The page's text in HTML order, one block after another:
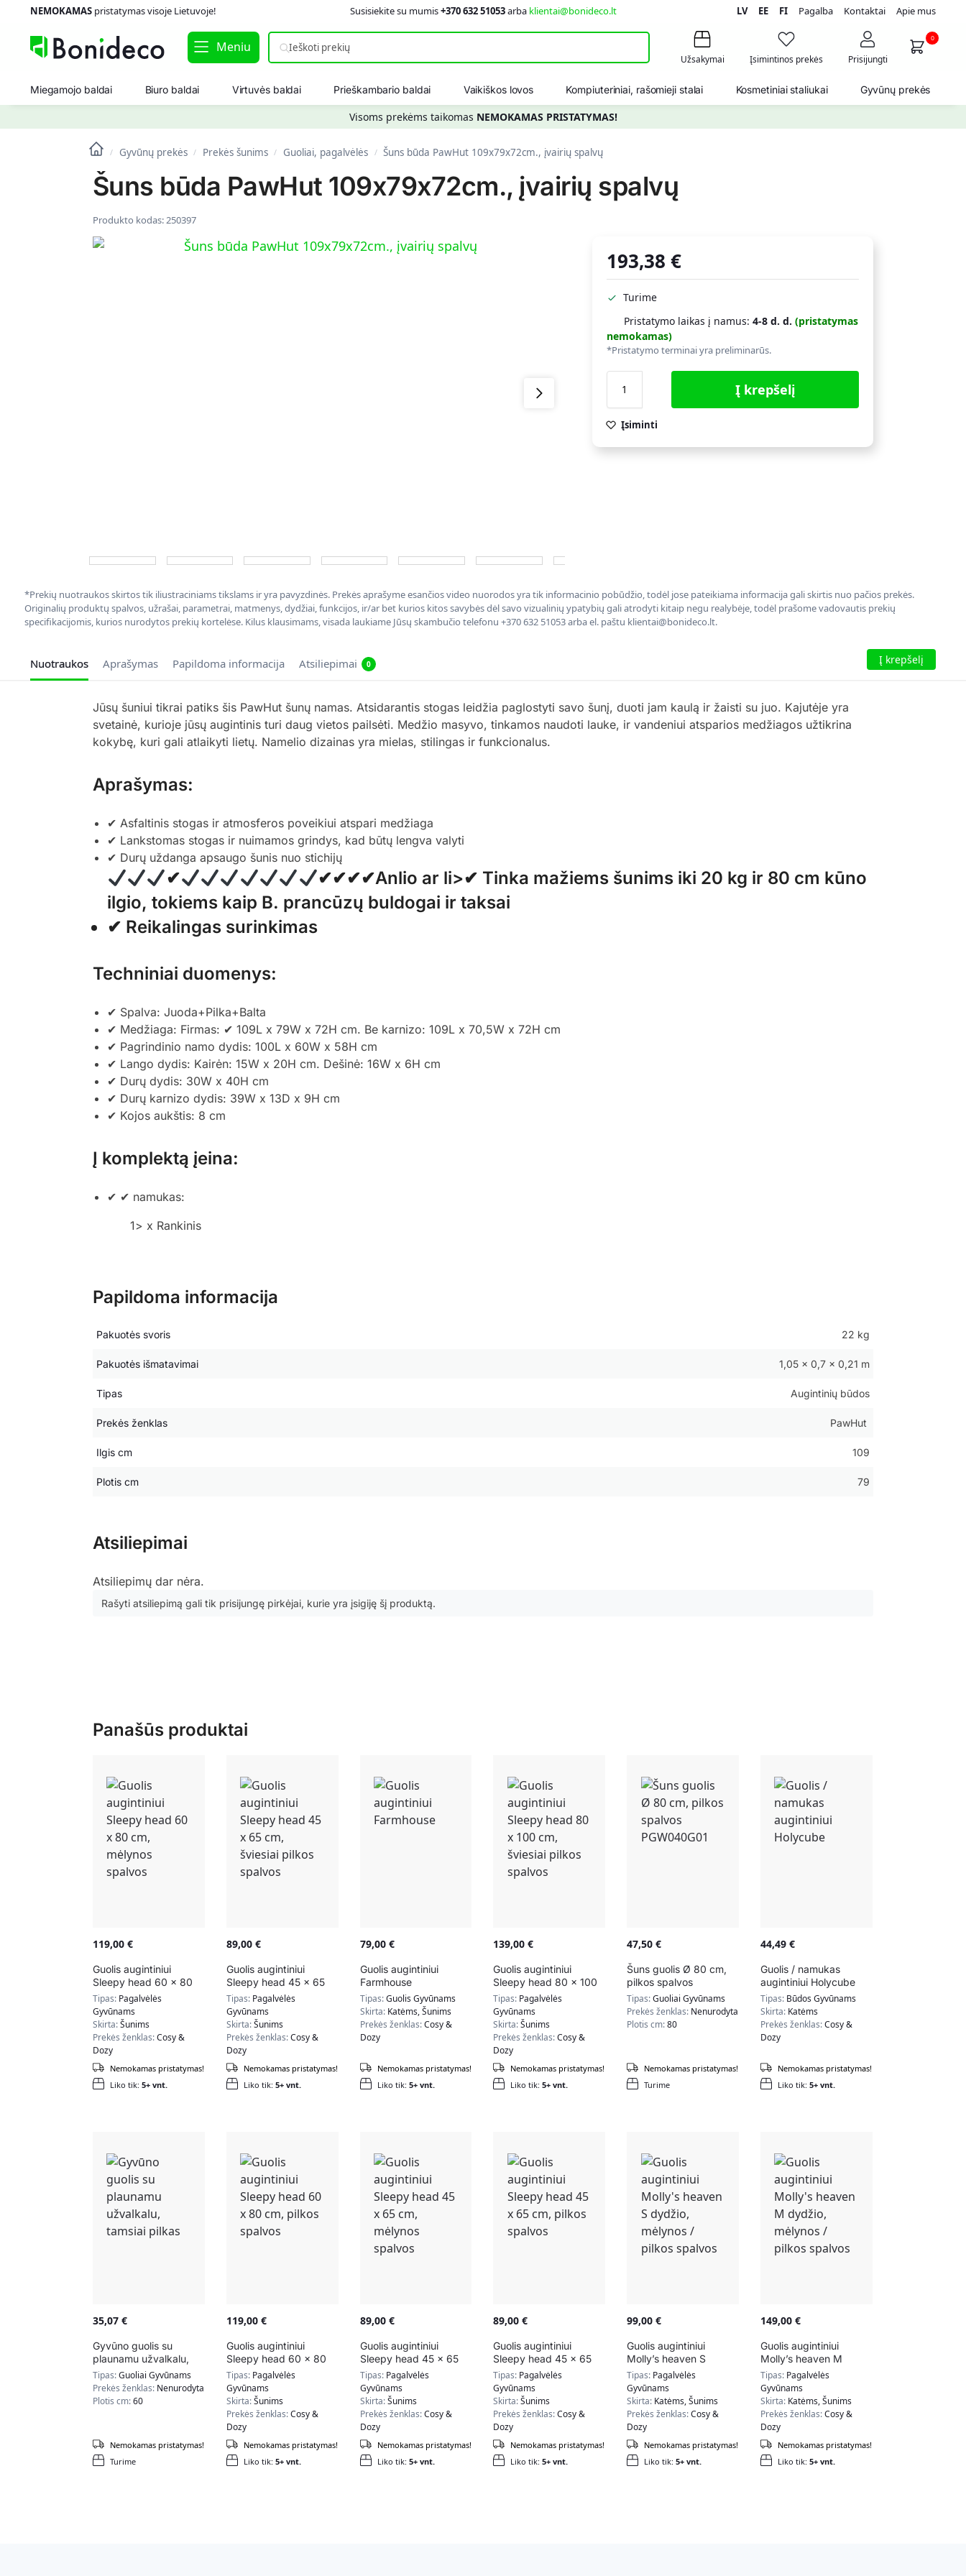
NEMOKAMASpristatymas visoje Lietuvoje! Susisiekite su mumis+370 632 51053arba klientai@bonideco.lt LV EE FI Pagalba Kontaktai Apie mus
Meniu
Užsakymai Įsimintinos prekės Prisijungti
0
Miegamojo baldai Biuro baldai Virtuvės baldai Prieškambario baldai Vaikiškos lovos Kompiuteriniai, rašomieji stalai Kosmetiniai staliukai Gyvūnų prekės
Visoms prekėms taikomas NEMOKAMAS PRISTATYMAS!
/ Gyvūnų prekės / Prekės šunims / Guoliai, pagalvėlės / Šuns būda PawHut 109x79x72cm., įvairių spalvų
Šuns būda PawHut 109x79x72cm., įvairių spalvų
Produkto kodas:250397
193,38€
Turime
Pristatymo laikas į namus:4-8 d. d. (pristatymas
nemokamas)
*Pristatymo terminai yra preliminarūs.
Į krepšelį
Įsiminti
*Prekių nuotraukos skirtos tik iliustraciniams tikslams ir yra pavyzdinės. Prekės aprašyme esančios video nuorodos yra tik informacinio pobūdžio, todėl jose pateikiama informacija gali skirtis nuo pačios prekės.
Originalių produktų spalvos, užrašai, parametrai, matmenys, dydžiai, funkcijos, ir/ar bet kurios kitos savybės dėl savo vizualinių ypatybių gali atrodyti kitaip negu realybėje, todėl prašome vadovautis prekių
specifikacijomis, kurios nurodytos prekių kortelėse. Kilus klausimams, visada laukiame Jūsų skambučio telefonu +370 632 51053 arba el. paštu klientai@bonideco.lt.
Nuotraukos Aprašymas Papildoma informacija Atsiliepimai 0 Į krepšelį
Jūsų šuniui tikrai patiks šis PawHut šunų namas. Atsidarantis stogas leidžia paglostyti savo šunį, duoti jam kaulą ir žaisti su juo. Kajutėje yra
svetainė, kurioje jūsų augintinis turi daug vietos pailsėti. Medžio masyvo, tinkamos naudoti lauke, ir vandeniui atsparios medžiagos užtikrina
kokybę, kuri gali atlaikyti lietų. Namelio dizainas yra mielas, stilingas ir funkcionalus.
Aprašymas:
✔ Asfaltinis stogas ir atmosferos poveikiui atspari medžiaga
✔ Lankstomas stogas ir nuimamos grindys, kad būtų lengva valyti
✔ Durų uždanga apsaugo šunis nuo stichijų
✔
✔✔✔✔Anlio ar li>✔ Tinka mažiems šunims iki 20 kg ir 80 cm kūno
ilgio, tokiems kaip B. prancūzų buldogai ir taksai
✔ Reikalingas surinkimas
Techniniai duomenys:
✔ Spalva: Juoda+Pilka+Balta
✔ Medžiaga: Firmas: ✔ 109L x 79W x 72H cm. Be karnizo: 109L x 70,5W x 72H cm
✔ Pagrindinio namo dydis: 100L x 60W x 58H cm
✔ Lango dydis: Kairėn: 15W x 20H cm. Dešinė: 16W x 6H cm
✔ Durų dydis: 30W x 40H cm
✔ Durų karnizo dydis: 39W x 13D x 9H cm
✔ Kojos aukštis: 8 cm
Į komplektą įeina:
✔ ✔ namukas:
1> x Rankinis
Papildoma informacija
Pakuotės svoris 22 kg
Pakuotės išmatavimai 1,05 × 0,7 × 0,21 m
Tipas Augintinių būdos
Prekės ženklas PawHut
Ilgis cm 109
Plotis cm 79
Atsiliepimai
Atsiliepimų dar nėra.
Rašyti atsiliepimą gali tik prisijungę pirkėjai, kurie yra įsigiję šį produktą.
Panašūs produktai
119,00 €
Guolis augintiniui
Sleepy head 60 x 80
cm, mėlynos spalvos
Tipas: Pagalvėlės
Gyvūnams
Skirta:Šunims
Prekės ženklas:Cosy &
Dozy
Liko tik: 5+ vnt.
Nemokamas pristatymas!
89,00 €
Guolis augintiniui
Sleepy head 45 x 65
cm, šviesiai pilkos
spalvos
Tipas: Pagalvėlės
Gyvūnams
Skirta:Šunims
Prekės ženklas:Cosy &
Dozy
Liko tik: 5+ vnt.
Nemokamas pristatymas!
79,00 €
Guolis augintiniui
Farmhouse
Tipas:Guolis Gyvūnams
Skirta: Katėms, Šunims
Prekės ženklas:Cosy &
Dozy
Liko tik: 5+ vnt.
Nemokamas pristatymas!
139,00€
Guolis augintiniui
Sleepy head 80 x 100
cm, šviesiai pilkos
spalvos
Tipas: Pagalvėlės
Gyvūnams
Skirta:Šunims
Prekės ženklas:Cosy &
Dozy
Liko tik:5+ vnt.
Nemokamas pristatymas!
47,50€
Šuns guolis Ø 80 cm,
pilkos spalvos
PGW040G01
Tipas:Guoliai Gyvūnams
Prekės ženklas: Nenurodyta
Plotis cm:80
Turime
Nemokamas pristatymas!
44,49 €
Guolis / namukas
augintiniui Holycube
Tipas: Būdos Gyvūnams
Skirta: Katėms
Prekės ženklas:Cosy &
Dozy
Liko tik: 5+ vnt.
Nemokamas pristatymas!
35,07 €
Gyvūno guolis su
plaunamu užvalkalu,
tamsiai pilkas
Tipas:Guoliai Gyvūnams
Prekės ženklas: Nenurodyta
Plotis cm:60
Turime
Nemokamas pristatymas!
119,00 €
Guolis augintiniui
Sleepy head 60 x 80
cm, pilkos spalvos
Tipas: Pagalvėlės
Gyvūnams
Skirta:Šunims
Prekės ženklas:Cosy &
Dozy
Liko tik: 5+ vnt.
Nemokamas pristatymas!
89,00 €
Guolis augintiniui
Sleepy head 45 x 65
cm, mėlynos spalvos
Tipas: Pagalvėlės
Gyvūnams
Skirta:Šunims
Prekės ženklas:Cosy &
Dozy
Liko tik: 5+ vnt.
Nemokamas pristatymas!
89,00€
Guolis augintiniui
Sleepy head 45 x 65
cm, pilkos spalvos
Tipas: Pagalvėlės
Gyvūnams
Skirta:Šunims
Prekės ženklas:Cosy &
Dozy
Liko tik:5+ vnt.
Nemokamas pristatymas!
99,00€
Guolis augintiniui
Molly’s heaven S
dydžio, mėlynos /
pilkos spalvos
Tipas: Pagalvėlės
Gyvūnams
Skirta: Katėms, Šunims
Prekės ženklas:Cosy &
Dozy
Liko tik:5+ vnt.
Nemokamas pristatymas!
149,00 €
Guolis augintiniui
Molly’s heaven M
dydžio, mėlynos /
pilkos spalvos
Tipas: Pagalvėlės
Gyvūnams
Skirta: Katėms, Šunims
Prekės ženklas:Cosy &
Dozy
Liko tik: 5+ vnt.
Nemokamas pristatymas!